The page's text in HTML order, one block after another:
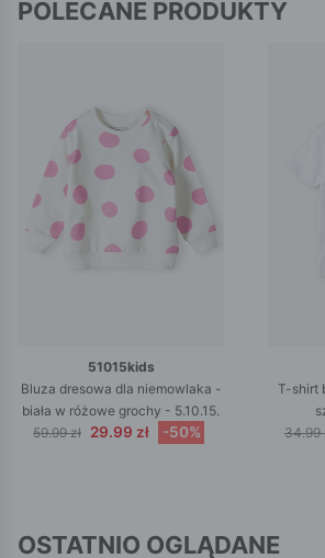
POLECANE PRODUKTY
51015kids
Bluza dresowa dla niemowlaka -
biała w różowe grochy - 5.10.15.
59.99 zł 29.99 zł -50%
T-shirt
34.99
OSTATNIO OGLĄDANE